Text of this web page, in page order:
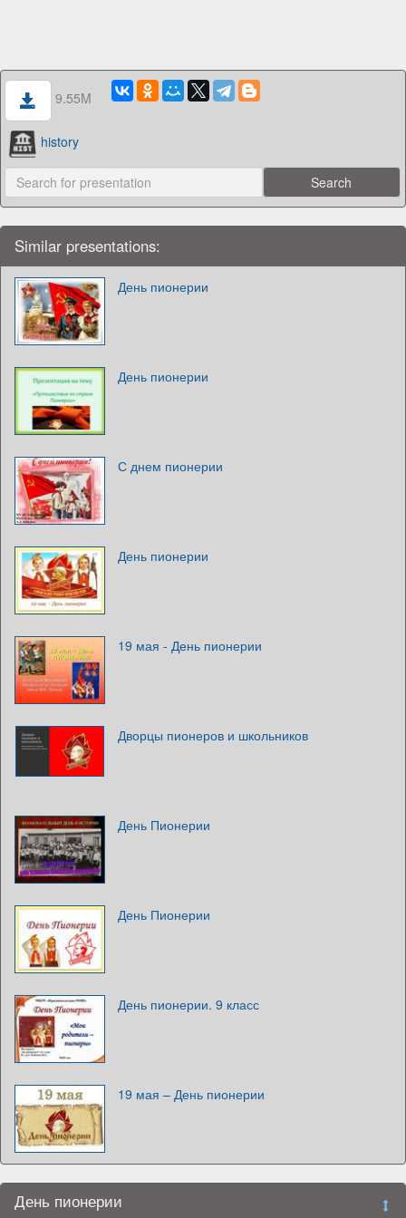
9.55M
history
Similar presentations:
День пионерии
День пионерии
С днем пионерии
День пионерии
19 мая - День пионерии
Дворцы пионеров и школьников
День Пионерии
День Пионерии
День пионерии. 9 класс
19 мая – День пионерии
День пионерии